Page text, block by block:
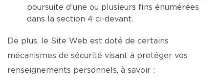
poursuite d’une ou plusieurs fins énumérées
dans la section 4 ci-devant.
De plus, le Site Web est doté de certains
mécanismes de sécurité visant à protéger vos
renseignements personnels, à savoir :